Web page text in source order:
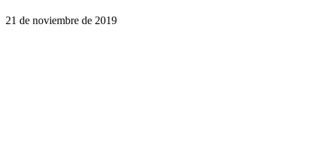
21 de noviembre de 2019